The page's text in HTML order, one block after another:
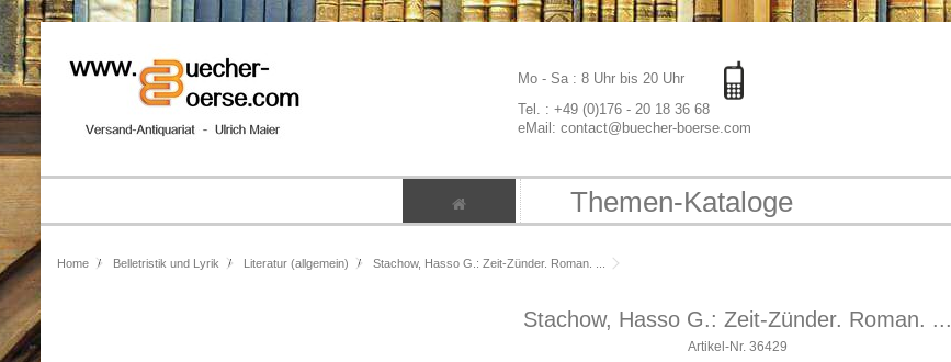
Mo - Sa : 8 Uhr bis 20 Uhr
Tel. : +49 (0)176 - 20 18 36 68
eMail: contact@buecher-boerse.com
Themen-Kataloge
Home Belletristik und Lyrik Literatur (allgemein) Stachow, Hasso G.: Zeit-Zünder. Roman. ...
Stachow, Hasso G.: Zeit-Zünder. Roman. ...
Artikel-Nr. 36429